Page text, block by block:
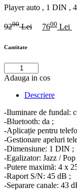
Player auto , 1 DIN ,
9200Lei 7600 Lei
Cantitate
Adauga in cos
Descriere
-Iluminare de fundal:
-Bluetooth: da ;
-Aplicație pentru
-Gestionare apeluri
-Dimensiune: 1 DIN ;
-Egalizator: Jazz /
-Putere maximă: 4 x
-Raport S/N: 45 dB ;
-Separare canale: 43